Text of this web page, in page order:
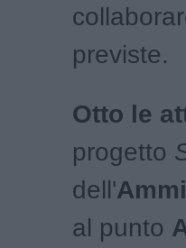
previste.
Otto le
progetto
dell'
al punto